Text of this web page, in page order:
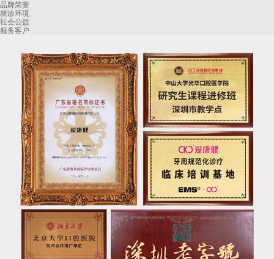
品牌荣誉
就诊环境
社会公益
服务客户